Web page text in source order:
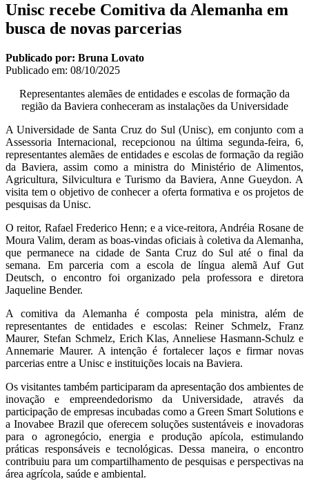
Unisc recebe Comitiva da Alemanha em
busca de novas parcerias
Publicado por: Bruna Lovato
Publicado em: 08/10/2025
Representantes alemães de entidades e escolas de formação da
região da Baviera conheceram as instalações da Universidade
A Universidade de Santa Cruz do Sul (Unisc), em conjunto com a
Assessoria Internacional, recepcionou na última segunda-feira, 6,
representantes alemães de entidades e escolas de formação da região
da Baviera, assim como a ministra do Ministério de Alimentos,
Agricultura, Silvicultura e Turismo da Baviera, Anne Gueydon. A
visita tem o objetivo de conhecer a oferta formativa e os projetos de
pesquisas da Unisc.
O reitor, Rafael Frederico Henn; e a vice-reitora, Andréia Rosane de
Moura Valim, deram as boas-vindas oficiais à coletiva da Alemanha,
que permanece na cidade de Santa Cruz do Sul até o final da
semana. Em parceria com a escola de língua alemã Auf Gut
Deutsch, o encontro foi organizado pela professora e diretora
Jaqueline Bender.
A comitiva da Alemanha é composta pela ministra, além de
representantes de entidades e escolas: Reiner Schmelz, Franz
Maurer, Stefan Schmelz, Erich Klas, Anneliese Hasmann-Schulz e
Annemarie Maurer. A intenção é fortalecer laços e firmar novas
parcerias entre a Unisc e instituições locais na Baviera.
Os visitantes também participaram da apresentação dos ambientes de
inovação e empreendedorismo da Universidade, através da
participação de empresas incubadas como a Green Smart Solutions e
a Inovabee Brazil que oferecem soluções sustentáveis e inovadoras
para o agronegócio, energia e produção apícola, estimulando
práticas responsáveis e tecnológicas. Dessa maneira, o encontro
contribuiu para um compartilhamento de pesquisas e perspectivas na
área agrícola, saúde e ambiental.